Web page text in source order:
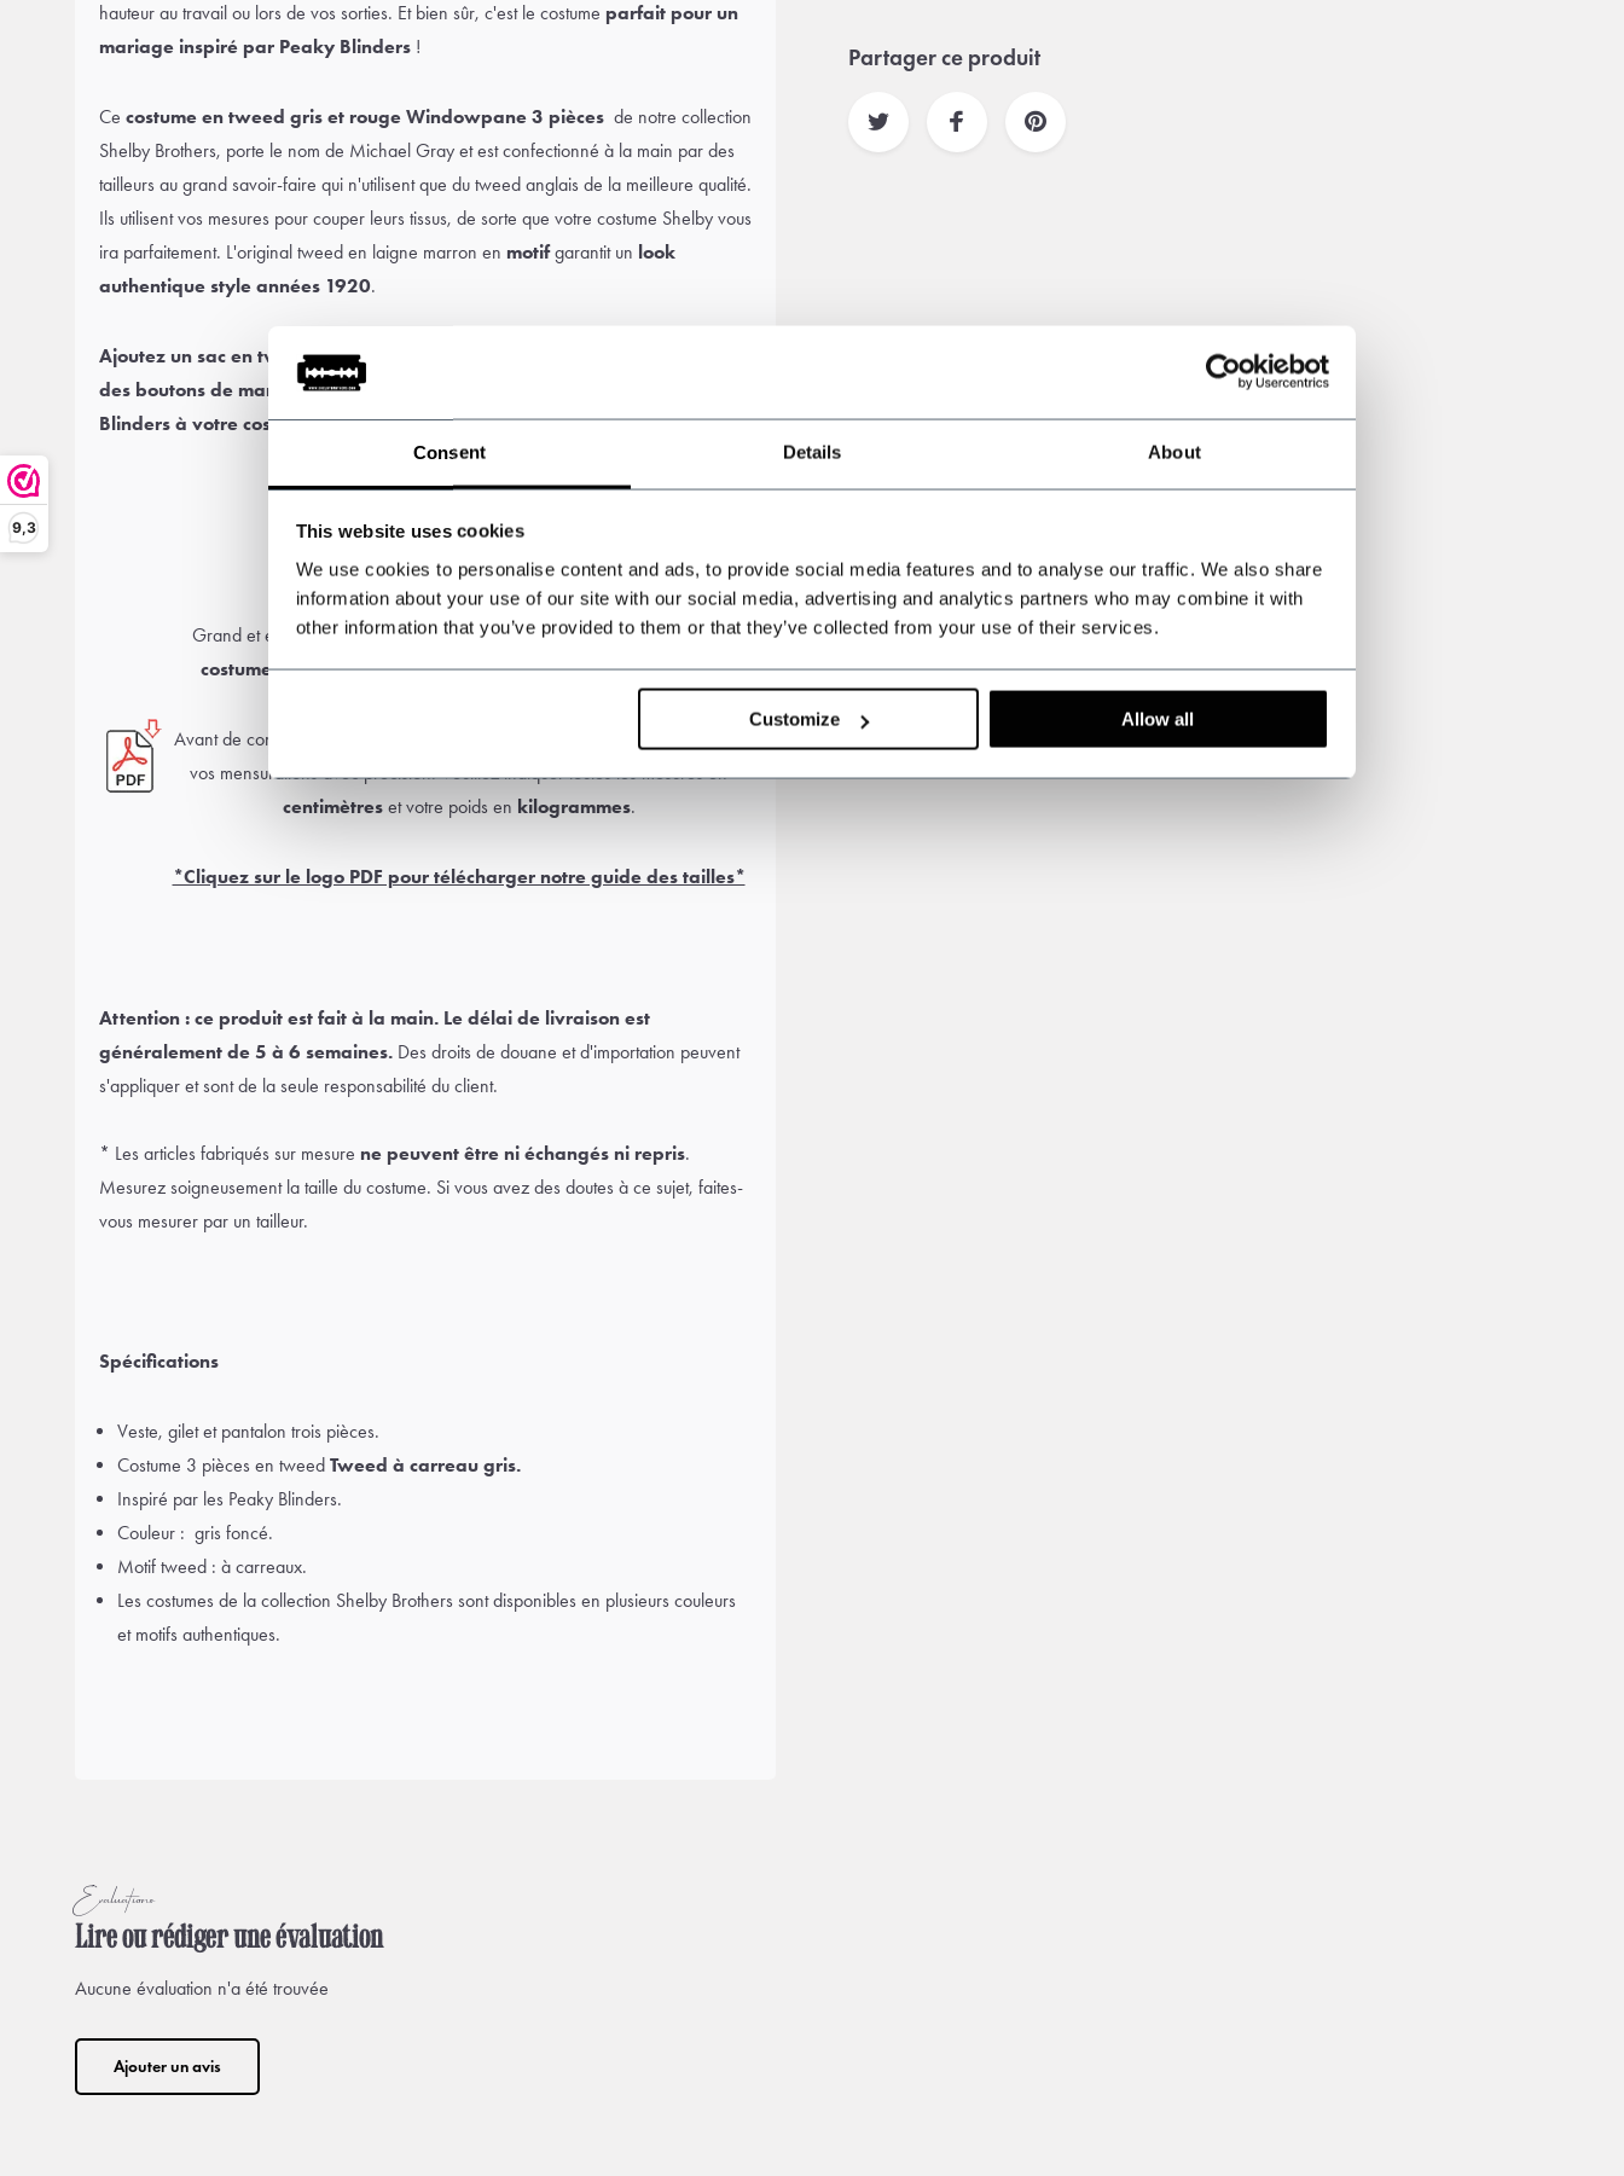
Consent Details About
This website uses cookies
We use cookies to personalise content and ads, to provide social media features and to analyse our traffic. We also share
information about your use of our site with our social media, advertising and analytics partners who may combine it with
other information that you’ve provided to them or that they’ve collected from your use of their services.
Customize Allow all
9,3
hauteur au travail ou lors de vos sorties. Et bien sûr, c'est le costume parfait pour un
mariage inspiré par Peaky Blinders !
Ce costume en tweed gris et rouge Windowpane 3 pièces de notre collection
Shelby Brothers, porte le nom de Michael Gray et est confectionné à la main par des
tailleurs au grand savoir-faire qui n'utilisent que du tweed anglais de la meilleure qualité.
Ils utilisent vos mesures pour couper leurs tissus, de sorte que votre costume Shelby vous
ira parfaitement. L'original tweed en laigne marron en motifgarantit un look
authentique style années 1920.
Ajoutez un sac en tweed,des bottes style vintage
des boutons de manchetteet une
Blinders à votre costume pour un véritable look complet Shelby Brothers.
Guide des tailles
Grand et élancé ou plus petit et mince ? Pas d’inquiétude. Choisissez un
costume sur mesureconçu pour votre morphologie et votre coupe.
Avant de commander, téléchargez notre guide des mesures afin de prendre
vos mensurations avec précision. Veuillez indiquer toutes les mesures en
centimètreset votre poids en kilogrammes.
*Cliquez sur le logo PDF pour télécharger notre guide des tailles*
Attention : ce produit est fait à la main. Le délai de livraison est
généralement de 5 à 6 semaines. Des droits de douane et d'importation peuvent
s'appliquer et sont de la seule responsabilité du client.
* Les articles fabriqués sur mesure ne peuvent être ni échangés ni repris.
Mesurez soigneusement la taille du costume. Si vous avez des doutes à ce sujet, faites-
vous mesurer par un tailleur.
Spécifications
Veste, gilet et pantalon trois pièces.
Costume 3 pièces en tweed Tweed à carreau gris.
Inspiré par les Peaky Blinders.
Couleur : gris foncé.
Motif tweed : à carreaux.
Les costumes de la collection Shelby Brothers sont disponibles en plusieurs couleurs
et motifs authentiques.
Partager ce produit
Évaluations
Lire ou rédiger une évaluation
Aucune évaluation n'a été trouvée
Ajouter un avis